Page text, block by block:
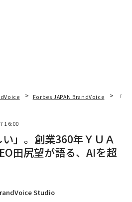
Forbes JAPAN BrandVoice 「
16:00
い」。創業360年ＹＵＡ
田尻望が語る、AIを超
Studio